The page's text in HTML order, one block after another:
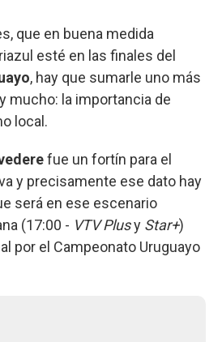
que en buena medida
esté en las finales del
, hay que sumarle uno más
mucho: la importancia de
local.
fue un fortín para el
y precisamente ese dato hay
será en ese escenario
(17:00 - VTV Plusy Star+)
por el Campeonato Uruguayo